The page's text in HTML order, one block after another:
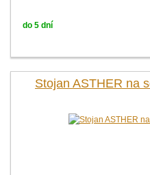
do 5 dní
Stojan ASTHER na